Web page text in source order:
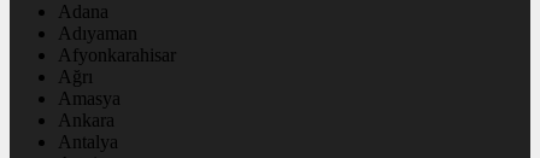
Adana
Adıyaman
Afyonkarahisar
Ağrı
Amasya
Ankara
Antalya